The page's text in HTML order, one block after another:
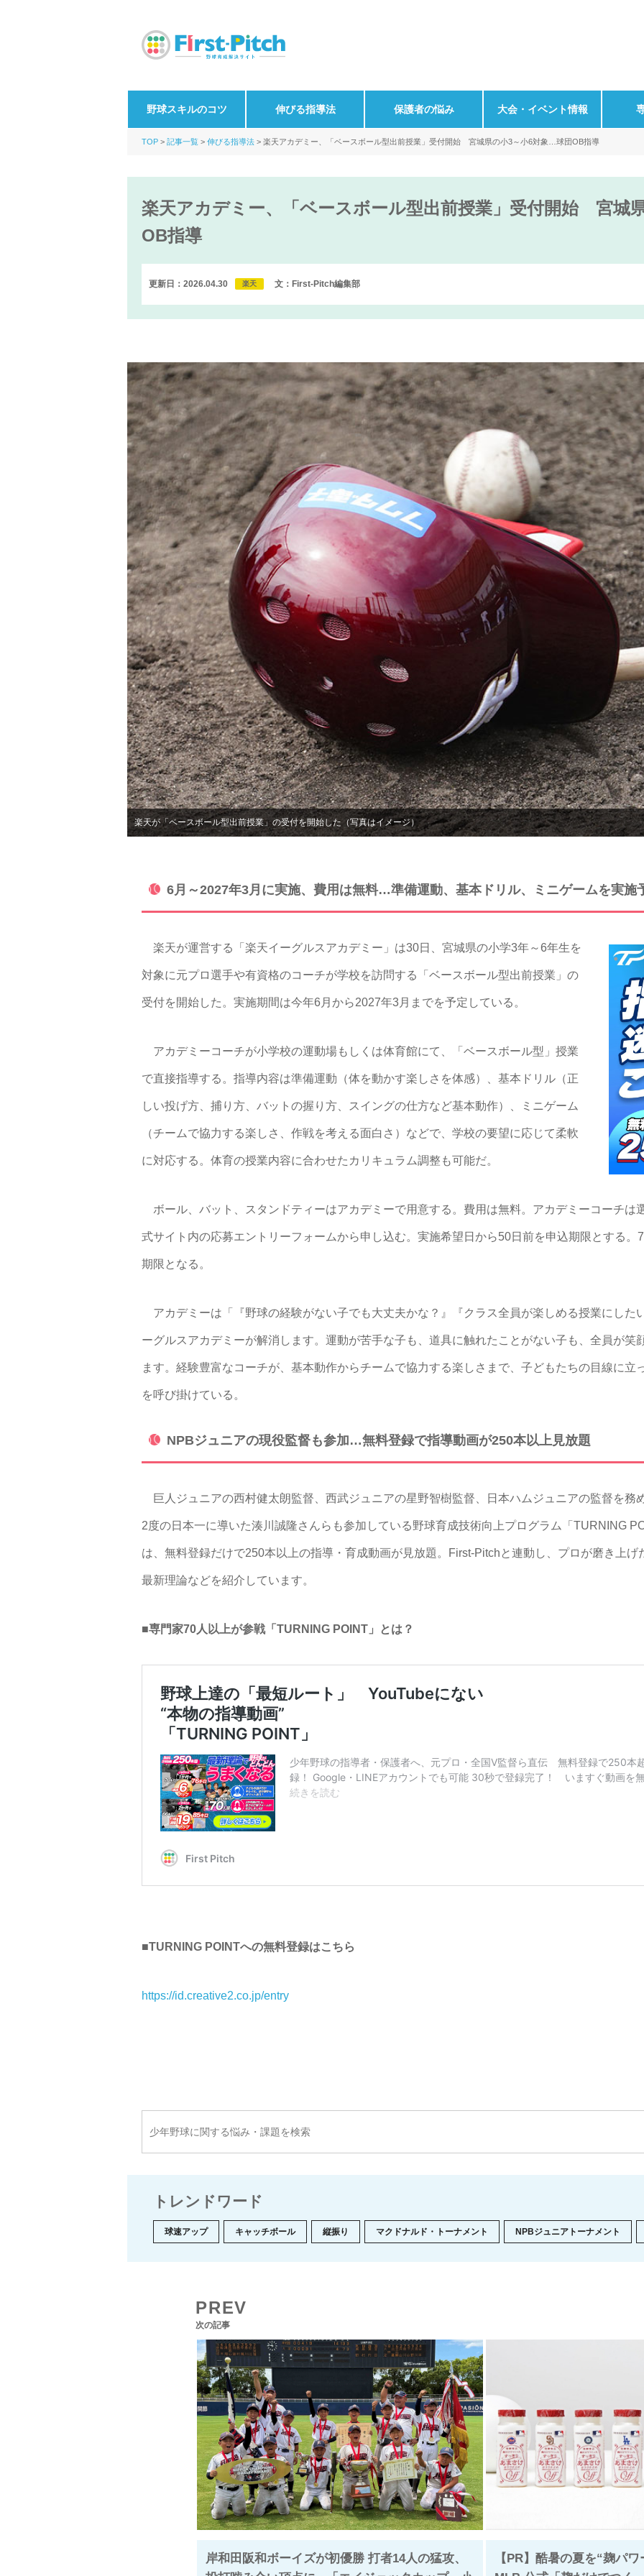
野球スキルのコツ 伸びる指導法 保護者の悩み 大会・イベント情報
TOP 記事一覧 伸びる指導法 楽天アカデミー、「ベースボール型出前授業」受付開始 宮城県の小3～小6対象…球団OB指導
楽天アカデミー、「ベースボール型出前授業」受付開始 宮城
OB指導
更新日：2026.04.30 楽天 文：First-Pitch編集部
楽天が「ベースボール型出前授業」の受付を開始した（写真はイメージ）
6月～2027年3月に実施、費用は無料…準備運動、基本ドリル、ミニゲームを実施
楽天が運営する「楽天イーグルスアカデミー」は30日、宮城県の小学3年～6年生を
対象に元プロ選手や有資格のコーチが学校を訪問する「ベースボール型出前授業」の
受付を開始した。実施期間は今年6月から2027年3月までを予定している。
アカデミーコーチが小学校の運動場もしくは体育館にて、「ベースボール型」授業
で直接指導する。指導内容は準備運動（体を動かす楽しさを体感）、基本ドリル（正
しい投げ方、捕り方、バットの握り方、スイングの仕方など基本動作）、ミニゲーム
（チームで協力する楽しさ、作戦を考える面白さ）などで、学校の要望に応じて柔軟
に対応する。体育の授業内容に合わせたカリキュラム調整も可能だ。
ボール、バット、スタンドティーはアカデミーで用意する。費用は無料。アカデミーコーチは
式サイト内の応募エントリーフォームから申し込む。実施希望日から50日前を申込期限とする
期限となる。
アカデミーは「『野球の経験がない子でも大丈夫かな？』『クラス全員が楽しめる授業にした
ーグルスアカデミーが解消します。運動が苦手な子も、道具に触れたことがない子も、全員が笑
ます。経験豊富なコーチが、基本動作からチームで協力する楽しさまで、子どもたちの目線に立
を呼び掛けている。
NPBジュニアの現役監督も参加…無料登録で指導動画が250本以上見放題
巨人ジュニアの西村健太朗監督、西武ジュニアの星野智樹監督、日本ハムジュニアの監督を務
2度の日本一に導いた湊川誠隆さんらも参加している野球育成技術向上プログラム「TURNING
は、無料登録だけで250本以上の指導・育成動画が見放題。First-Pitchと連動し、プロが磨き上
最新理論などを紹介しています。
■専門家70人以上が参戦「TURNING POINT」とは？
■TURNING POINTへの無料登録はこちら
https://id.creative2.co.jp/entry
トレンドワード
球速アップ キャッチボール 縦振り マクドナルド・トーナメント NPBジュニアトーナメント
PREV
次の記事
岸和田阪和ボーイズが初優勝 打者14人の猛攻、
【PR】酷暑の夏を“麹パ